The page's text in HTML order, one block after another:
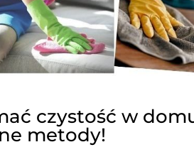
czystość w
metody!